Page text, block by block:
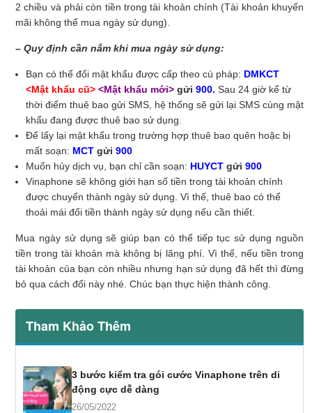
2 chiều và phải còn tiền trong tài khoản chính (Tài khoản khuyến
mãi không thể mua ngày sử dụng).
– Quy định cần nắm khi mua ngày sử dụng:
Bạn có thể đổi mật khẩu được cấp theo cú pháp: DMKCT
<Mật khẩu cũ> <Mật khẩu mới> gửi 900. Sau 24 giờ kể từ
thời điểm thuê bao gửi SMS, hệ thống sẽ gửi lại SMS cùng mật
khẩu đang được thuê bao sử dụng.
Để lấy lại mật khẩu trong trường hợp thuê bao quên hoặc bị
mất soạn: MCT gửi 900
Muốn hủy dịch vụ, bạn chỉ cần soạn: HUYCT gửi 900
Vinaphone sẽ không giới hạn số tiền trong tài khoản chính
được chuyển thành ngày sử dụng. Vì thế, thuê bao có thể
thoải mái đổi tiền thành ngày sử dụng nếu cần thiết.
Mua ngày sử dụng sẽ giúp bạn có thể tiếp tục sử dụng nguồn
tiền trong tài khoản mà không bị lãng phí. Vì thế, nếu tiền trong
tài khoản của bạn còn nhiều nhưng hạn sử dụng đã hết thì đừng
bỏ qua cách đổi này nhé. Chúc bạn thực hiện thành công.
Tham Khảo Thêm
3 bước kiểm tra gói cước Vinaphone trên di
động cực dễ dàng
26/05/2022